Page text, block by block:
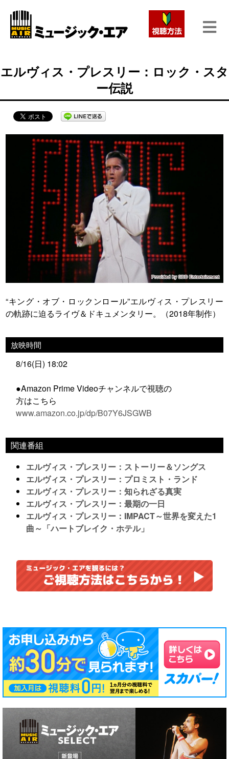
エルヴィス・プレスリー：ロック・スタ
ー伝説
“キング・オブ・ロックンロール”エルヴィス・プレスリー
の軌跡に迫るライヴ＆ドキュメンタリー。（2018年制作）
放映時間
8/16(日) 18:02
●Amazon Prime Videoチャンネルで視聴の
方はこちら
www.amazon.co.jp/dp/B07Y6JSGWB
関連番組
エルヴィス・プレスリー：ストーリー＆ソングス
エルヴィス・プレスリー：プロミスト・ランド
エルヴィス・プレスリー：知られざる真実
エルヴィス・プレスリー：最期の一日
エルヴィス・プレスリー：IMPACT～世界を変えた1
曲～「ハートブレイク・ホテル」